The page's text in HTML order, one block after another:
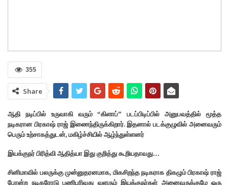
355
Share
ஆதி நடிப்பில் உருவாகி வரும் “கிளாப்” படப்பிடிப்பில் அனுபவத்தில் மூத்த
நடிகரான பிரகாஷ் ராஜ் இணைந்திருக்கிறார். இதனால் படக்குழுவில் அனைவரும்
பெரும் உற்சாகத்துடன், மகிழ்ச்சியில் ஆழ்ந்துள்ளனர்
இயக்குநர் பிரித்வி ஆதித்யா இது குறித்து கூறியதாவது…
சினிமாவில் பலருக்கு முன்னுதரனமாக, மிகசிறந்த நடிகராக திகழும் பிரகாஷ் ராஜ்
போன்ற நடிகரோடு பணிபுரிவது வளரும் இயக்குநர்கள் அனைவருக்குமே ஒரு